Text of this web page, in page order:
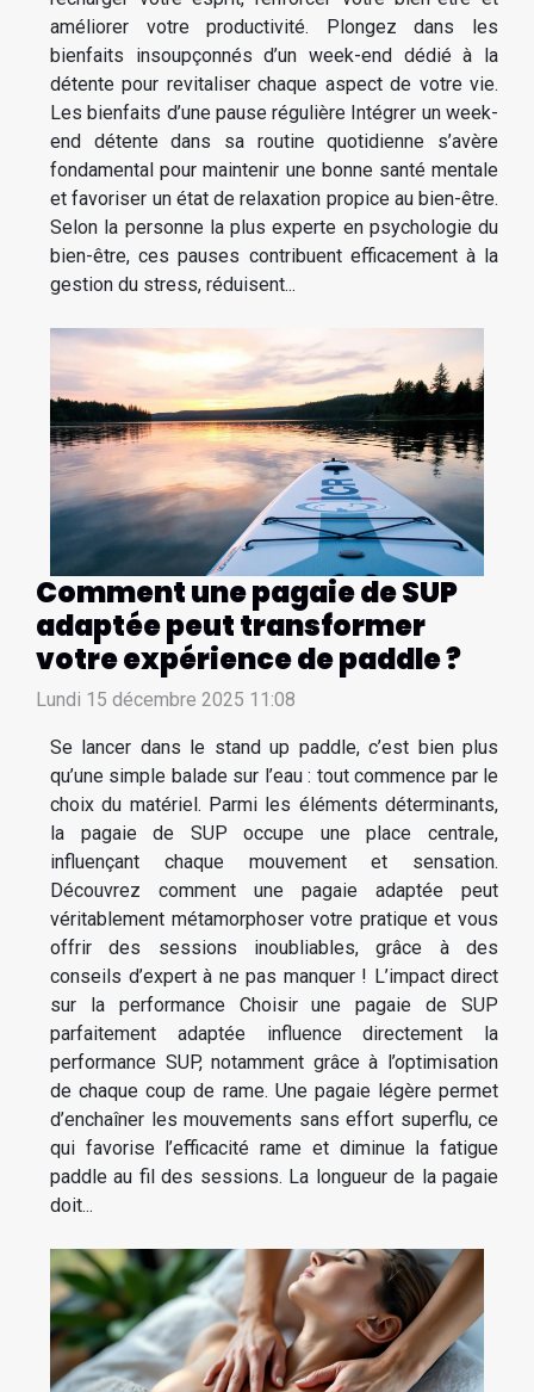
améliorer votre productivité. Plongez dans les
bienfaits insoupçonnés d’un week-end dédié à la
détente pour revitaliser chaque aspect de votre vie.
Les bienfaits d’une pause régulière Intégrer un week-
end détente dans sa routine quotidienne s’avère
fondamental pour maintenir une bonne santé mentale
et favoriser un état de relaxation propice au bien-être.
Selon la personne la plus experte en psychologie du
bien-être, ces pauses contribuent efficacement à la
gestion du stress, réduisent...
Comment une pagaie de SUP
adaptée peut transformer
votre expérience de paddle ?
Lundi 15 décembre 2025 11:08
Se lancer dans le stand up paddle, c’est bien plus
qu’une simple balade sur l’eau : tout commence par le
choix du matériel. Parmi les éléments déterminants,
la pagaie de SUP occupe une place centrale,
influençant chaque mouvement et sensation.
Découvrez comment une pagaie adaptée peut
véritablement métamorphoser votre pratique et vous
offrir des sessions inoubliables, grâce à des
conseils d’expert à ne pas manquer ! L’impact direct
sur la performance Choisir une pagaie de SUP
parfaitement adaptée influence directement la
performance SUP, notamment grâce à l’optimisation
de chaque coup de rame. Une pagaie légère permet
d’enchaîner les mouvements sans effort superflu, ce
qui favorise l’efficacité rame et diminue la fatigue
paddle au fil des sessions. La longueur de la pagaie
doit...